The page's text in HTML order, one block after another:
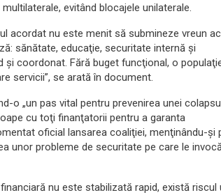
evitând blocajele unilaterale.
acordat nu este menit să submineze vreun
sănătate, educaţie, securitate internă şi
şi coordonat. Fără buget funcţional, o
servicii”, se arată în document.
o „un pas vital pentru prevenirea unei
cu toţi finanţatorii pentru a garanta
oficial lansarea coaliţiei, menţinându-şi
unor probleme de securitate pe care le
nu este stabilizată rapid, există riscul